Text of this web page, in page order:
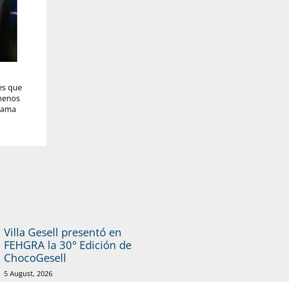
que
Villa Gesell presentó en
FEHGRA la 30° Edición de
ChocoGesell
5 August, 2026